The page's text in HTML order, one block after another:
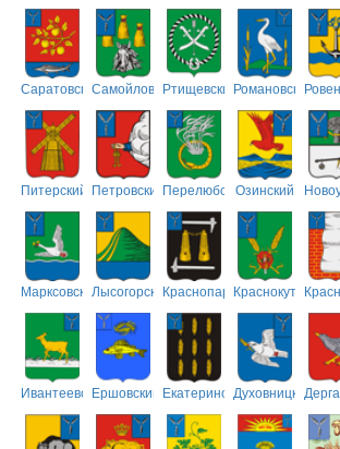
СаратовскийСамойловскийРтищевскийРомановский
Питерский ПетровскийПерелюбскийОзинский
МарксовскийЛысогорскийКраснопартизанский
Краснокутский
ИвантеевскийЕршовский ЕкатериновскийДуховницкий